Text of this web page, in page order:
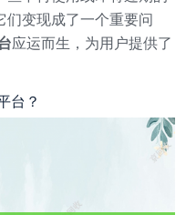
变现成了一个重要问
应运而生，为用户提供了
台？